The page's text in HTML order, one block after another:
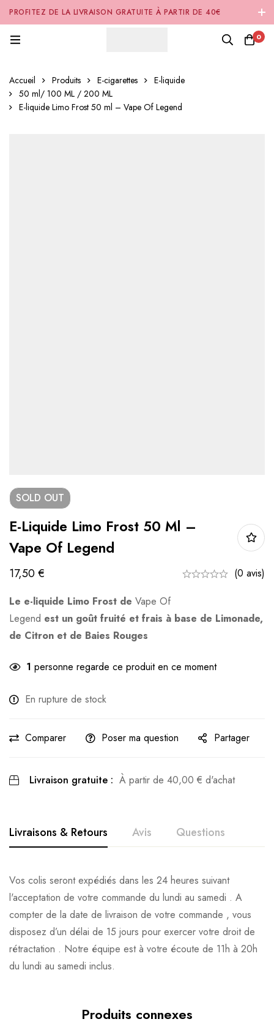
PROFITEZ DE LA LIVRAISON GRATUITE À PARTIR DE 40€
D'ACHAT SUR NOTRE SITE INTERNET 🚚
0
Accueil Produits E-cigarettes
E-liquide
50 ml/ 100 ML / 200 ML
E-liquide Limo Frost 50 ml – Vape Of Legend
SOLD OUT
E-Liquide Limo Frost 50 Ml –
Vape Of Legend
17,50€
(0 avis)
Le e-liquide Limo Frost de Vape Of
Legend est un goût fruité et frais à base de Limonade,
de Citron et de Baies Rouges
1 personne regarde ce produit en ce moment
En rupture de stock
Comparer Poser ma question Partager
Livraison gratuite : À partir de 40,00 € d'achat
Livraisons & Retours Avis Questions
Vos colis seront expédiés dans les 24 heures suivant
l'acceptation de votre commande du lundi au samedi . A
compter de la date de livraison de votre commande , vous
disposez d’un délai de 15 jours pour exercer votre droit de
rétractation . Notre équipe est à votre écoute de 11h à 20h
du lundi au samedi inclus.
Avis clients
Based on 0 Reviews
Ajouter mon avis
Questions clients
question sur ce produit
Aucune question actuellement. Devenez le premier à poser
votre question !
Produits connexes